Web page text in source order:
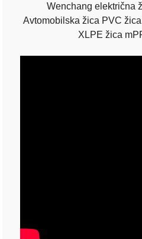
Wenchang električna
Avtomobilska žica PVC
XLPE žica